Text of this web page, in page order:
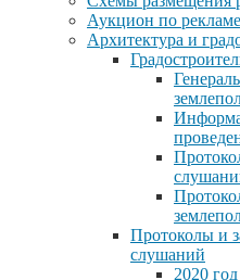
Аукцион по рекламе
Архитектура и
Протоколы и
слушаний
2020 год